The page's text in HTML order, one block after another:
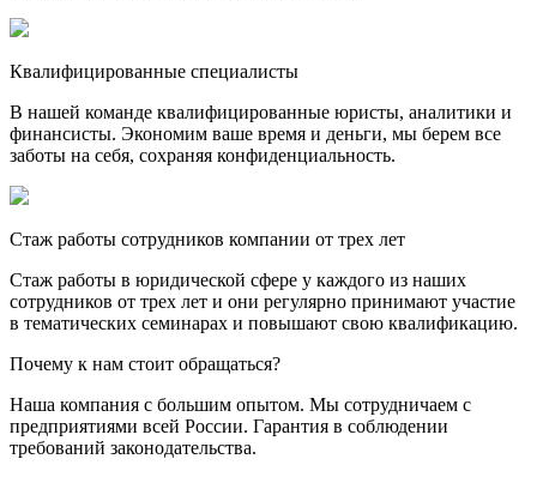
Квалифицированные специалисты
В нашей команде квалифицированные юристы, аналитики и
финансисты. Экономим ваше время и деньги, мы берем все
заботы на себя, сохраняя конфиденциальность.
Стаж работы сотрудников компании от трех лет
Стаж работы в юридической сфере у каждого из наших
сотрудников от трех лет и они регулярно принимают участие
в тематических семинарах и повышают свою квалификацию.
Почему к нам стоит обращаться?
Наша компания с большим опытом. Мы сотрудничаем с
предприятиями всей России. Гарантия в соблюдении
требований законодательства.